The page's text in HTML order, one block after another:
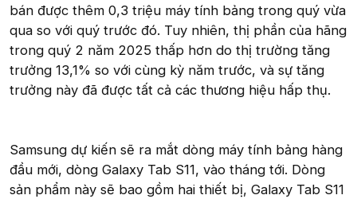
bán được thêm 0,3 triệu máy tính bảng trong quý vừa
qua so với quý trước đó. Tuy nhiên, thị phần của hãng
trong quý 2 năm 2025 thấp hơn do thị trường tăng
trưởng 13,1% so với cùng kỳ năm trước, và sự tăng
trưởng này đã được tất cả các thương hiệu hấp thụ.
Samsung dự kiến sẽ ra mắt dòng máy tính bảng hàng
đầu mới, dòng Galaxy Tab S11, vào tháng tới. Dòng
sản phẩm này sẽ bao gồm hai thiết bị, Galaxy Tab S11